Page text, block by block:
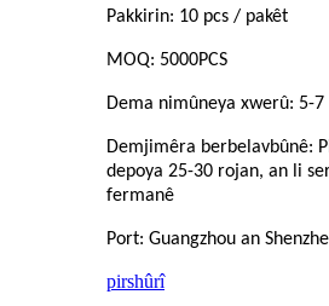
Pakkirin: 10 pcs / pakêt
MOQ: 5000PCS
Dema nimûneya xwerû: 5-7
Demjimêra berbelavbûnê:
depoya 25-30 rojan, an li
fermanê
Port: Guangzhou an
pirshûrî